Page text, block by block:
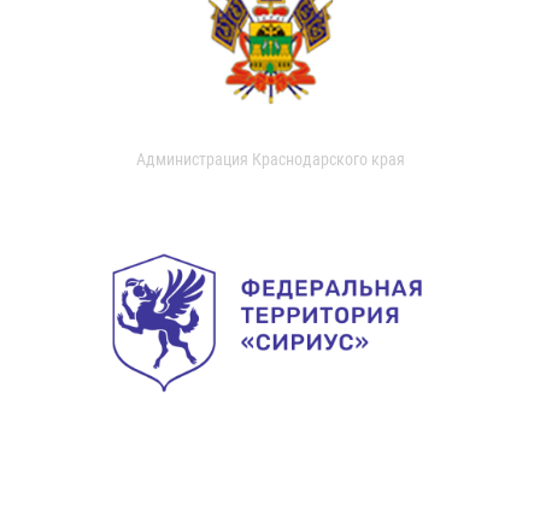
Администрация Краснодарского края